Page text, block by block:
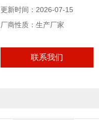
更新时间：2026-07-15
厂商性质：生产厂家
联系我们